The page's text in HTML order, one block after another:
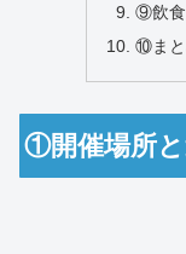
⑨飲食
⑩ま
①開催場所